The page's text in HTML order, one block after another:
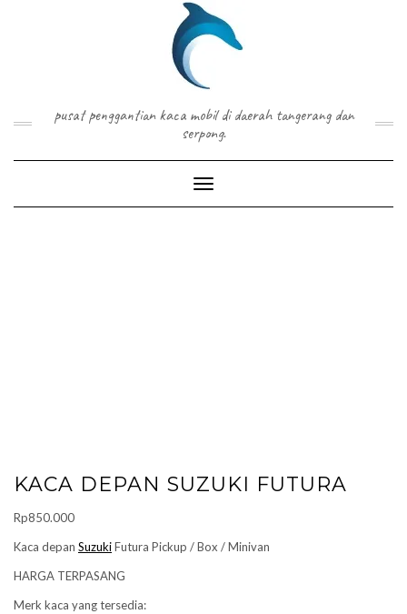
pusat penggantian kaca mobil di daerah tangerang dan
serpong.
Toggle Navigation
KACA DEPAN SUZUKI FUTURA
Rp850.000
Kaca depan SuzukiFutura Pickup / Box / Minivan
HARGA TERPASANG
Merk kaca yang tersedia: